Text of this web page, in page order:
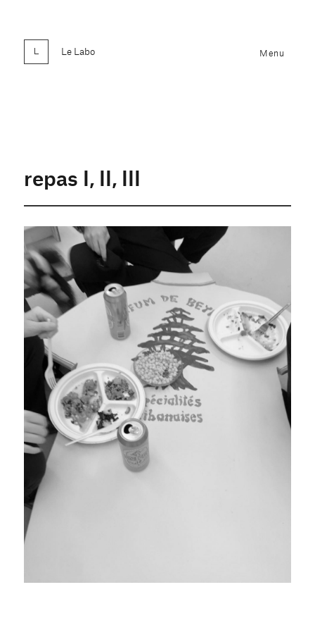
Le Labo Menu
repas I, II, III